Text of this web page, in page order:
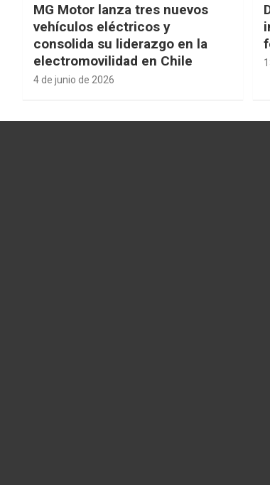
MG Motor lanza tres nuevos
vehículos eléctricos y
consolida su liderazgo en la
electromovilidad en Chile
4 de junio de 2026